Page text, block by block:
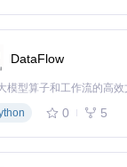
DataFlow
模型算子和工作流的高
0 5